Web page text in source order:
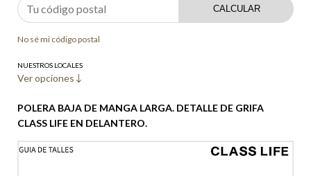
CALCULAR
No sé mi código postal
NUESTROS LOCALES
Ver opciones
POLERA BAJA DE MANGA LARGA. DETALLE DE GRIFA
CLASS LIFE EN DELANTERO.